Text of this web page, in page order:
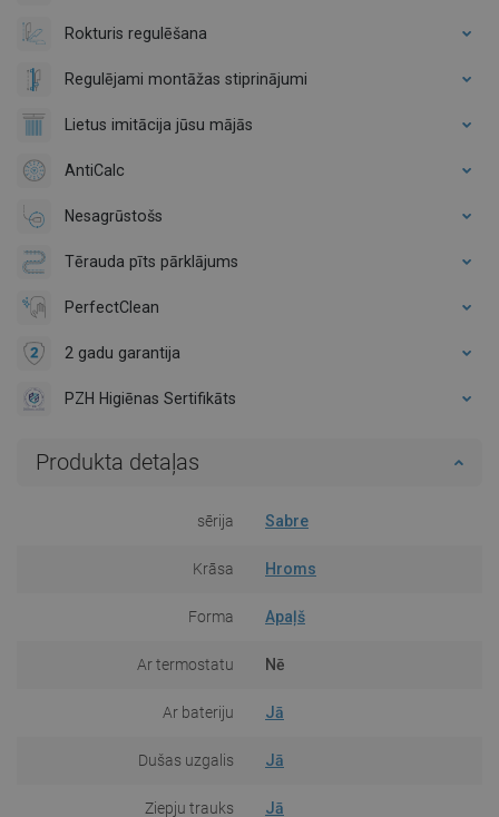
Rokturis regulēšana
Regulējami montāžas stiprinājumi
Lietus imitācija jūsu mājās
AntiCalc
Nesagrūstošs
Tērauda pīts pārklājums
PerfectClean
2 gadu garantija
PZH Higiēnas Sertifikāts
Produkta detaļas
sērija Sabre
Krāsa Hroms
Forma Apaļš
Ar termostatu Nē
Ar bateriju Jā
Dušas uzgalis Jā
Ziepju trauks Jā